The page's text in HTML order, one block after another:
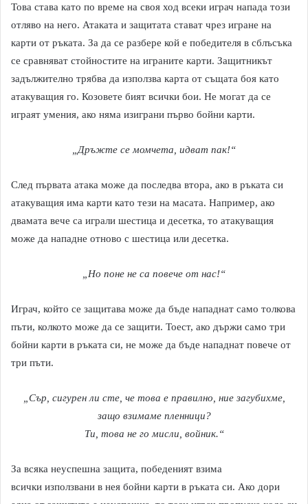
Това става като по време на своя ход всеки играч напада този
отляво на него. Атаката и защитата стават чрез игране на
карти от ръката. За да се разбере кой е победителя в сблъсъка
се сравняват стойностите на играните карти. Защитникът
задължително трябва да използва карта от същата боя като
атакуващия го. Козовете бият всички бои. Не могат да се
играят умения, ако няма изиграни първо бойни карти.
„Дръжте се момчета, идват пак!“
След първата атака може да последва втора, ако в ръката си
атакуващия има карти като тези на масата. Например, ако
двамата вече са играли шестица и десетка, то атакуващия
може да нападне отново с шестица или десетка.
„Но поне не са повече от нас!“
Играч, който се защитава може да бъде нападнат само толкова
пъти, колкото може да се защити. Тоест, ако държи само три
бойни карти в ръката си, не може да бъде нападнат повече от
три пъти.
„Сър, сигурен ли сте, че това е правилно, ние загубихме,
защо взимаме пленници?
Ти, това не го мисли, войник.“
За всяка неуспешна защита, победеният взима
всички използвани в нея бойни карти в ръката си. Ако дори